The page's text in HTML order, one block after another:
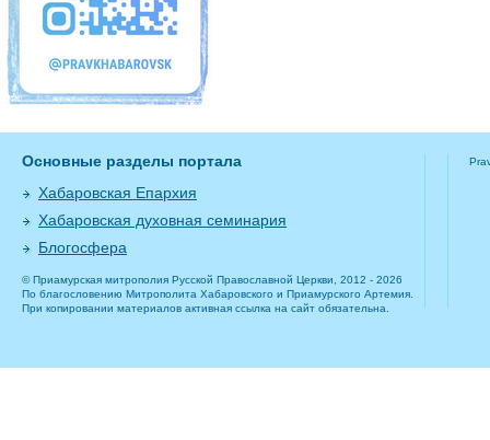
Основные разделы портала
Хабаровская Епархия
Хабаровская духовная семинария
Блогосфера
© Приамурская митрополия Русской Православной Церкви, 2012 - 2026
По благословению Митрополита Хабаровского и Приамурского Артемия.
При копировании материалов активная ссылка на сайт обязательна.